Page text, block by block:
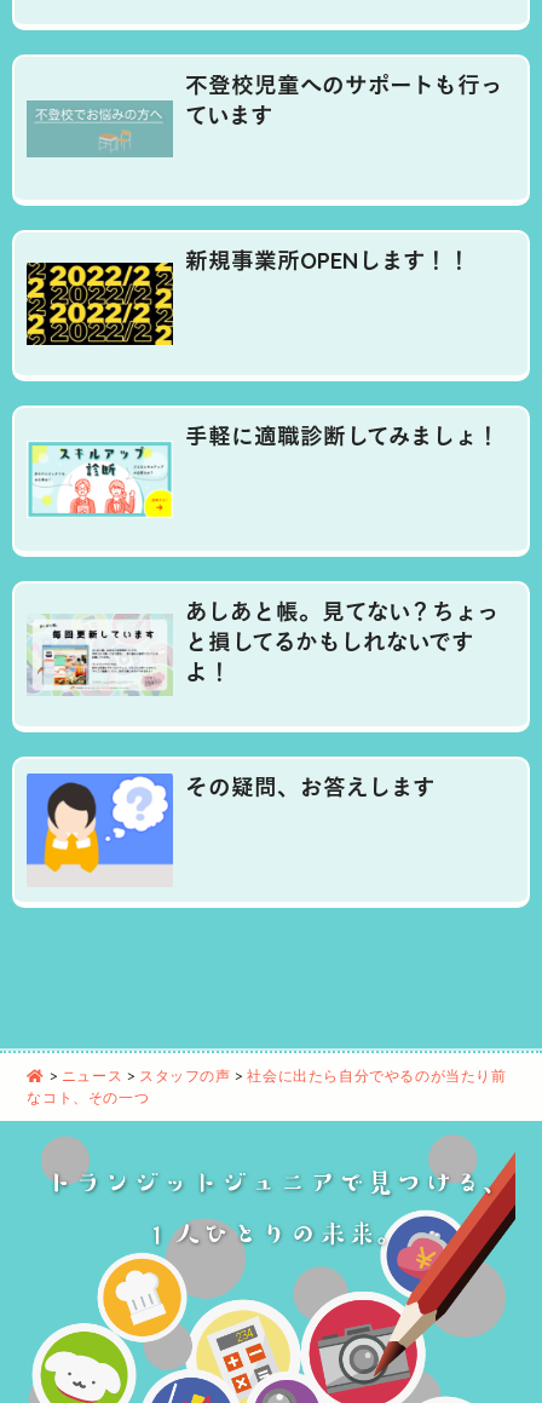
不登校児童へのサポートも行っ
ています
新規事業所OPENします！！
手軽に適職診断してみましょ！
あしあと帳。見てない？ちょっ
と損してるかもしれないです
よ！
その疑問、お答えします
> ニュース > スタッフの声 >社会に出たら自分でやるのが当たり前
なコト、その一つ